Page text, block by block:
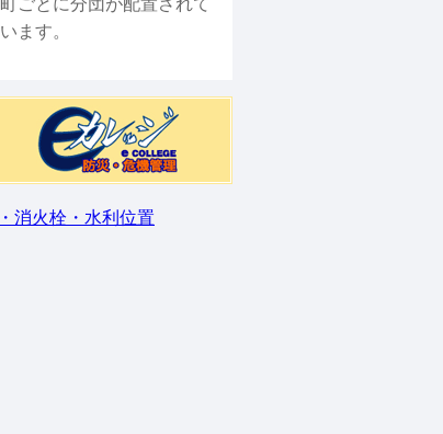
町ごとに分団が配置されて
います。
・消火栓・水利位置